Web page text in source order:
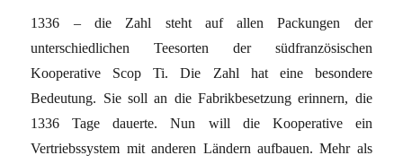
1336 – die Zahl steht auf allen Packungen der
unterschiedlichen Teesorten der südfranzösischen
Kooperative Scop Ti. Die Zahl hat eine besondere
Bedeutung. Sie soll an die Fabrikbesetzung erinnern, die
1336 Tage dauerte. Nun will die Kooperative ein
Vertriebssystem mit anderen Ländern aufbauen. Mehr als